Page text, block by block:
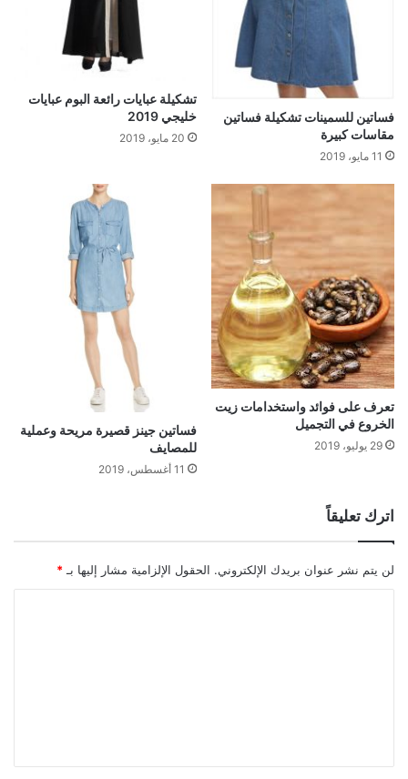
فساتين للسمينات تشكيلة فساتين
مقاسات كبيرة
11 مايو، 2019
تشكيلة عبايات رائعة البوم عبايات
خليجي 2019
20 مايو، 2019
تعرف على فوائد واستخدامات زيت
الخروع في التجميل
29 يوليو، 2019
فساتين جينز قصيرة مريحة وعملية
للمصايف
11 أغسطس، 2019
اترك تعليقاً
لن يتم نشر عنوان بريدك الإلكتروني. الحقول الإلزامية مشار إليها بـ *
ق